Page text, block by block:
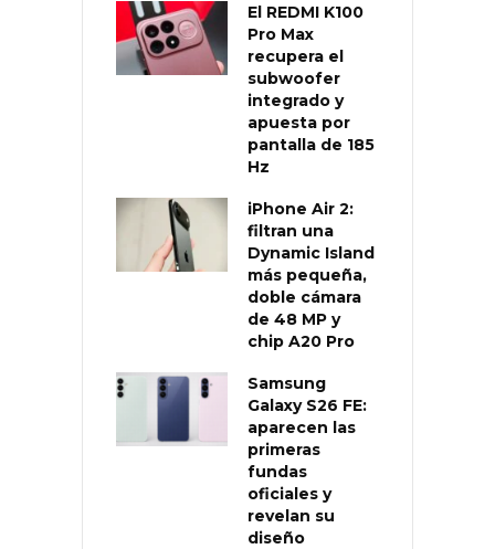
El REDMI K100
Pro Max
recupera el
subwoofer
integrado y
apuesta por
pantalla de 185
Hz
iPhone Air 2:
filtran una
Dynamic Island
más pequeña,
doble cámara
de 48 MP y
chip A20 Pro
Samsung
Galaxy S26 FE:
aparecen las
primeras
fundas
oficiales y
revelan su
diseño